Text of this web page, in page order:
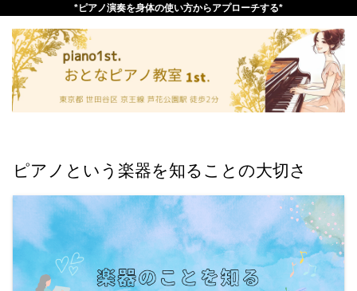
*ピアノ演奏を身体の使い方からアプローチする*
ピアノという楽器を知ることの大切さ